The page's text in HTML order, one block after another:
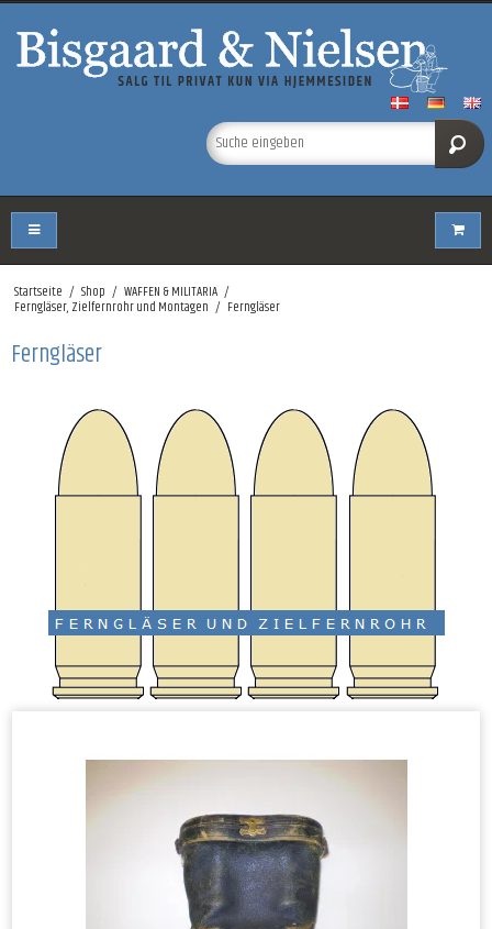
Startseite / Shop / WAFFEN & MILITARIA /
Ferngläser, Zielfernrohr und Montagen / Ferngläser
Ferngläser